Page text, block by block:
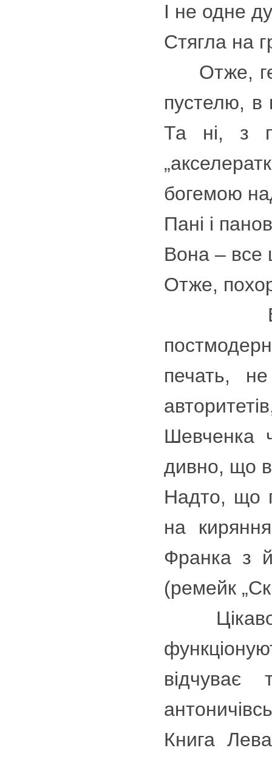
І не одне
Стягла на
Отже,
пустелю, в
Та ні, з
богемою
Пані і
Вона –
Отже,
Вірші
печать,
Шевченка
дивно, що
Надто, що
на
Франка з
(ремейк
Цікаво,
відчуває
Книга